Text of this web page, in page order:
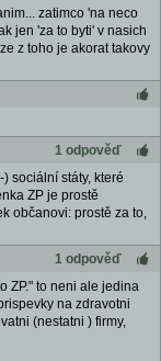
zatimco 'na neco
jen 'za to byti' v nasich
z toho je akorat takovy
1 odpověď
sociální státy, které
ZP je prostě
občanovi: prostě za to,
1 odpověď
ZP." to neni ale jedina
na zdravotni
(nestatni ) firmy,